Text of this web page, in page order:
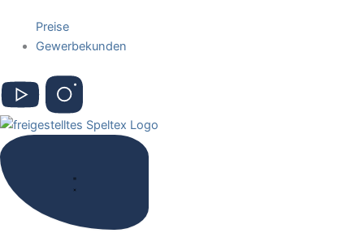
Preise
Gewerbekunden